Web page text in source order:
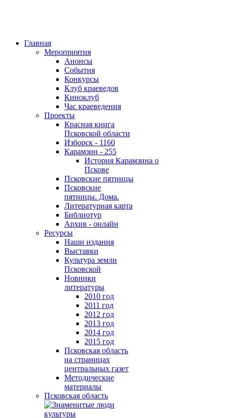
Главная
Мероприятия
Анонсы
События
Конкурсы
Клуб краеведов
Киноклуб
Час краеведения
Проекты
Красная книга
Псковской области
Изборск - 1160
Карамзин - 255
История Карамзина о
Пскове
Псковские пятницы
Псковские
пятницы. Дома.
Литературная карта
Библиотур
Архив - онлайн
Ресурсы
Наши издания
Выставки
Культура земли
Псковской
Новинки
литературы
2010 год
2011 год
2012 год
2013 год
2014 год
2015 год
Псковская область
на страницах
центральных газет
Методические
материалы
Псковская область